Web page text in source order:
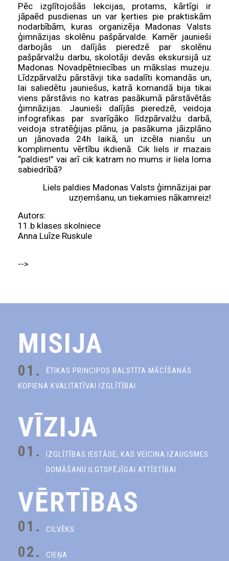
Pēc izglītojošās lekcijas, protams, kārtīgi ir
jāpaēd pusdienas un var ķerties pie praktiskām
nodarbībām, kuras organizēja Madonas Valsts
ģimnāzijas skolēnu pašpārvalde. Kamēr jaunieši
darbojās un dalījās pieredzē par skolēnu
pašpārvalžu darbu, skolotāji devās ekskursijā uz
Madonas Novadpētniecības un mākslas muzeju.
Līdzpārvalžu pārstāvji tika sadalīti komandās un,
lai saliedētu jauniešus, katrā komandā bija tikai
viens pārstāvis no katras pasākumā pārstāvētās
ģimnāzijas. Jaunieši dalījās pieredzē, veidoja
infografikas par svarīgāko līdzpārvalžu darbā,
veidoja stratēģijas plānu, ja pasākuma jāizplāno
un jānovada 24h laikā, un izcēla nianšu un
komplimentu vērtību ikdienā. Cik liels ir mazais
“paldies!” vai arī cik katram no mums ir liela loma
sabiedrībā?
Liels paldies Madonas Valsts ģimnāzijai par
uzņemšanu, un tiekamies nākamreiz!
Autors:
11.b klases skolniece
Anna Luīze Ruskule
-->
MISIJA
01.
ĒTIKAS PRINCIPOS BALSTĪTA MĀCĪŠANĀS
KOPIENA KVALITATĪVAI IZGLĪTĪBAI
VĪZIJA
01.
IZGLĪTĪBAS IESTĀDE, KAS VEICINA IZAUGSMES
DOMĀŠANU ILGTSPĒJĪGAI ATTĪSTĪBAI
VĒRTĪBAS
01. CILVĒKS
02. CIEŅA